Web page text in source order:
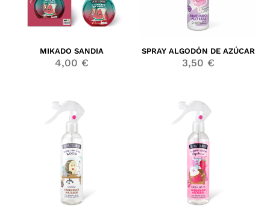
MIKADO SANDIA
4,00 €
SPRAY ALGODÓN DE AZÚCAR
3,50 €